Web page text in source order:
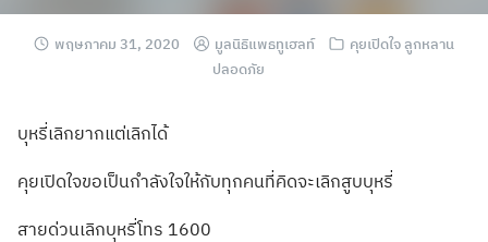
พฤษภาคม 31, 2020 มูลนิธิแพธทูเฮลท์
คุยเปิดใจ ลูกหลาน
ปลอดภัย
บุหรี่เลิกยากแต่เลิกได้
คุยเปิดใจขอเป็นกำลังใจให้กับทุกคนที่คิดจะเลิกสูบบุหรี่
สายด่วนเลิกบุหรี่โทร 1600